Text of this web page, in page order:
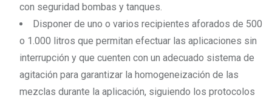
con seguridad bombas y tanques.
Disponer de uno o varios recipientes aforados de 500
o 1.000 litros que permitan efectuar las aplicaciones sin
interrupción y que cuenten con un adecuado sistema de
agitación para garantizar la homogeneización de las
mezclas durante la aplicación, siguiendo los protocolos